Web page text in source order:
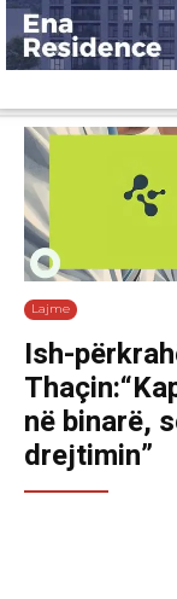
Lajme
Ish-
në binarë,
drejtimin”